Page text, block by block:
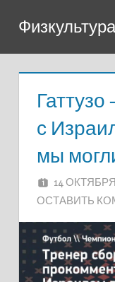
содержимому
с
мы
14 ОКТЯБРЯ
ОСТАВИТЬ